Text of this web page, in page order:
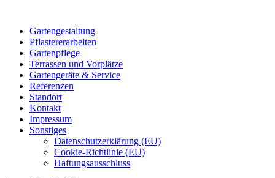
Gartengestaltung
Pflastererarbeiten
Gartenpflege
Terrassen und Vorplätze
Gartengeräte & Service
Referenzen
Standort
Kontakt
Impressum
Sonstiges
Datenschutzerklärung (EU)
Cookie-Richtlinie (EU)
Haftungsausschluss